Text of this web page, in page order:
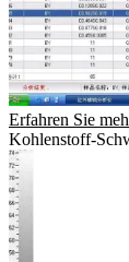
Erfahren Sie
Kohlenstoff-